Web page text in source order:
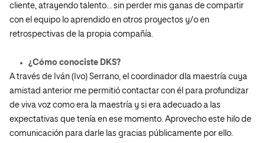
cliente, atrayendo talento… sin perder mis ganas de compartir
con el equipo lo aprendido en otros proyectos y/o en
retrospectivas de la propia compañía.
¿Cómo conociste DKS?
A través de Iván (Ivo) Serrano, el coordinador dla maestría cuya
amistad anterior me permitió contactar con él para profundizar
de viva voz como era la maestría y si era adecuado a las
expectativas que tenía en ese momento. Aprovecho este hilo de
comunicación para darle las gracias públicamente por ello.